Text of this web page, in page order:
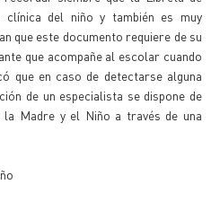
del niño y también es muy
que este documento requiere de su
que acompañe al escolar cuando
que en caso de detectarse alguna
de un especialista se dispone de
Madre y el Niño a través de una